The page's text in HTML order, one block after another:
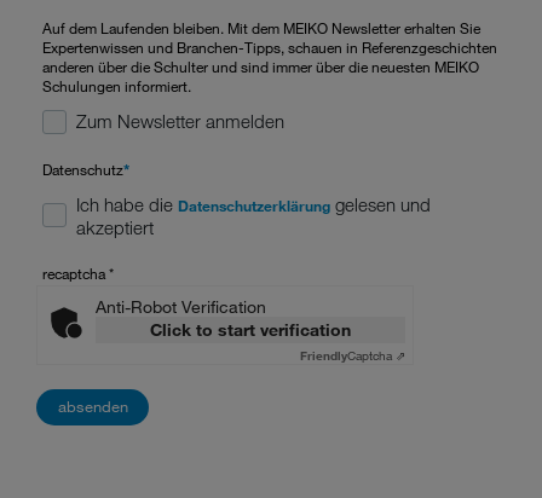
Auf dem Laufenden bleiben. Mit dem MEIKO Newsletter erhalten Sie
Expertenwissen und Branchen-Tipps, schauen in Referenzgeschichten
anderen über die Schulter und sind immer über die neuesten MEIKO
Schulungen informiert.
Zum Newsletter anmelden
Datenschutz*
Ich habe die Datenschutzerklärung gelesen und
akzeptiert
recaptcha*
Anti-Robot Verification
Click to start verification
FriendlyCaptcha ⇗